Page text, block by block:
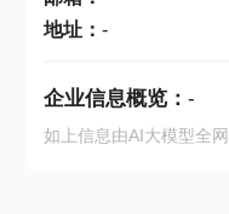
地址： -
企业信息概览： -
如上信息由AI大模型全